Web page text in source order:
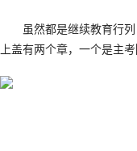
虽然都是继续教育行列
上盖有两个章，一个是主